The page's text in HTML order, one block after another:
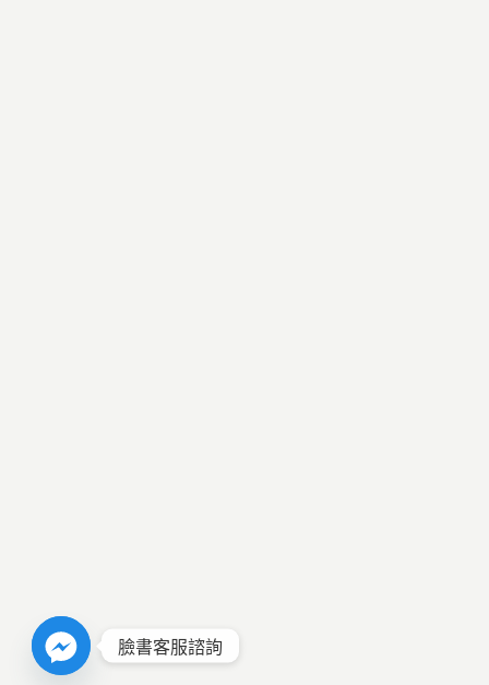
臉書客服諮詢